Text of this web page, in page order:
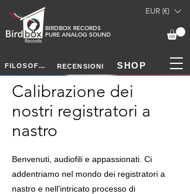
BIRDBOX RECORDS
PURE ANALOG SOUND
EUR (€)
FILOSOFIA RECENSIONI SHOP
Calibrazione dei
nostri registratori a
nastro
Benvenuti, audiofili e appassionati. Ci
addentriamo nel mondo dei registratori a
nastro e nell'intricato processo di